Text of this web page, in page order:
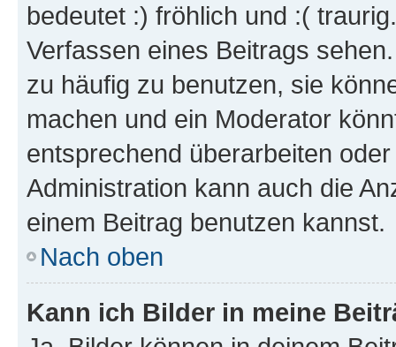
bedeutet :) fröhlich und :(
Verfassen eines Beitrags
zu häufig zu benutzen, sie
machen und ein Moderator
entsprechend überarbeiten
Administration kann auch die
einem Beitrag benutzen kannst.
Nach oben
Kann ich Bilder in meine